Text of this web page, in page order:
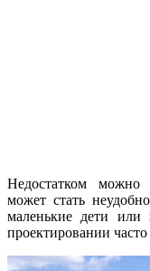
Недостатком можно
может стать
маленькие дети
проектировании